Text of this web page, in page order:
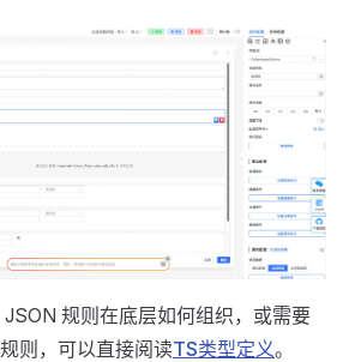
规则在底层如何组织，或需要
则，可以直接阅读TS类型定义。